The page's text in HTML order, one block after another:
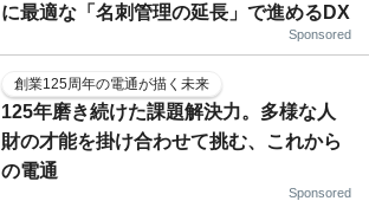
に最適な「名刺管理の延長」で進めるDX
Sponsored
創業125周年の電通が描く未来
125年磨き続けた課題解決力。多様な人
財の才能を掛け合わせて挑む、これから
の電通
Sponsored